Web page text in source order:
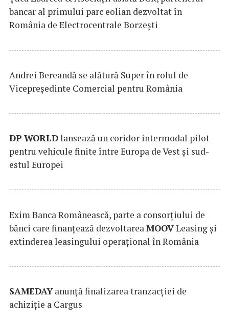
bancar al primului parc eolian dezvoltat în
România de Electrocentrale Borzești
Andrei Bereandă se alătură Super în rolul de
Vicepreședinte Comercial pentru România
DP WORLDlansează un coridor intermodal pilot
pentru vehicule finite între Europa de Vest și sud-
estul Europei
Exim Banca Românească, parte a consorțiului de
bănci care finanțează dezvoltarea MOOVLeasing și
extinderea leasingului operațional în România
SAMEDAYanunță finalizarea tranzacției de
achiziție a Cargus